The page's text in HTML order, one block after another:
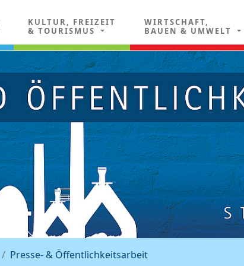
KULTUR, FREIZEIT
& TOURISMUS
WIRTSCHAFT,
BAUEN & UMWELT
Presse- & Öffentlichkeitsarbeit